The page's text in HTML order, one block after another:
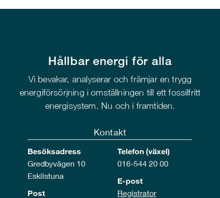
Hållbar energi för alla
Vi bevakar, analyserar och främjar en trygg
energiförsörjning i omställningen till ett fossilfritt
energisystem. Nu och i framtiden.
Kontakt
Besöksadress
Gredbyvägen 10
Eskilstuna
Post
Telefon (växel)
016-544 20 00
E-post
Registrator